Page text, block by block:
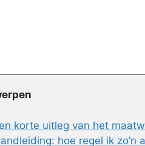
korte uitleg van het
hoe regel ik zo’n